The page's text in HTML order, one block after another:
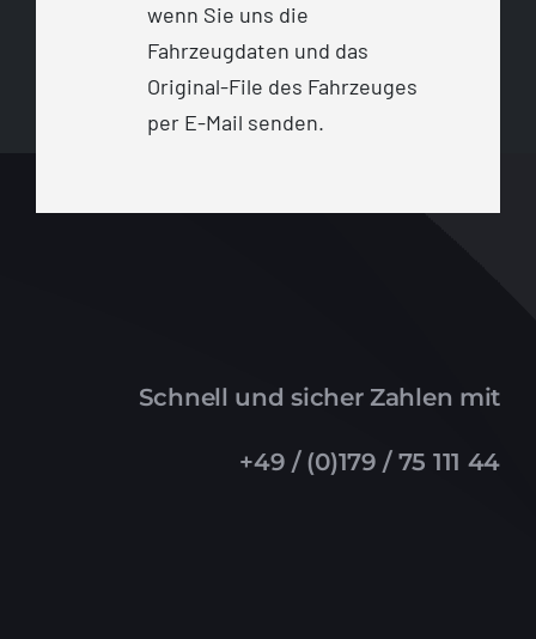
wenn Sie uns die
Fahrzeugdaten und das
Original-File des Fahrzeuges
per E-Mail senden.
Schnell und sicher Zahlen mit
+49 / (0)179 / 75 111 44